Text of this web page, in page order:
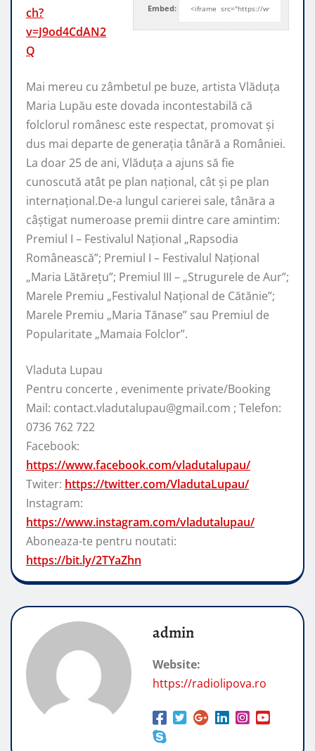
Embed:
ch?
v=J9od4CdAN2
Q
Mai mereu cu zâmbetul pe buze, artista Vlăduța
Maria Lupău este dovada incontestabilă că
folclorul românesc este respectat, promovat şi
dus mai departe de generaţia tânără a României.
La doar 25 de ani, Vlăduța a ajuns să fie
cunoscută atât pe plan naţional, cât şi pe plan
internaţional.De-a lungul carierei sale, tânăra a
câştigat numeroase premii dintre care amintim:
Premiul I – Festivalul Național „Rapsodia
Românească”; Premiul I – Festivalul Național
„Maria Lătărețu”; Premiul III – „Strugurele de Aur”;
Marele Premiu „Festivalul Național de Cătănie”;
Marele Premiu „Maria Tănase” sau Premiul de
Popularitate „Mamaia Folclor”.
Vladuta Lupau
Pentru concerte , evenimente private/Booking
Mail: contact.vladutalupau@gmail.com ; Telefon:
0736 762 722
Facebook:
https://www.facebook.com/vladutalupau/
Twiter: https://twitter.com/VladutaLupau/
Instagram:
https://www.instagram.com/vladutalupau/
Aboneaza-te pentru noutati:
https://bit.ly/2TYaZhn
admin
Website:
https://radiolipova.ro